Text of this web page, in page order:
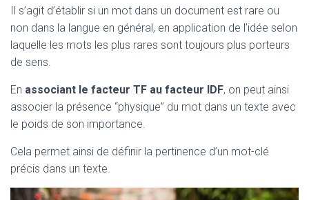
Il s’agit d’établir si un mot dans un document est rare ou
non dans la langue en général, en application de l’idée selon
laquelle les mots les plus rares sont toujours plus porteurs
de sens.
En associant le facteur TF au facteur IDF, on peut ainsi
associer la présence “physique” du mot dans un texte avec
le poids de son importance.
Cela permet ainsi de définir la pertinence d’un mot-clé
précis dans un texte.